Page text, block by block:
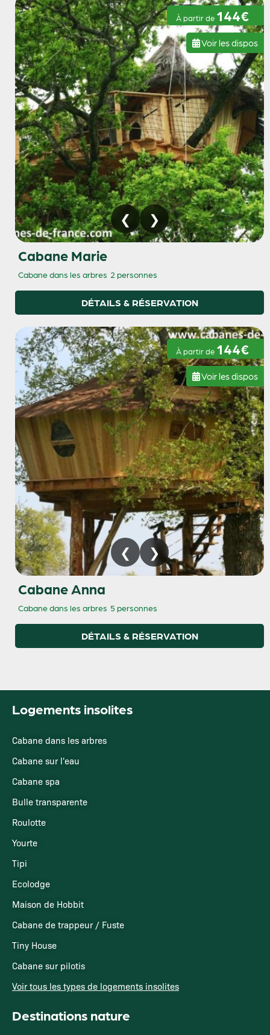
À partir de 144€
Voir les dispos
Cabane Marie
Cabane dans les arbres 2 personnes
DÉTAILS & RÉSERVATION
À partir de 144€
Voir les dispos
Cabane Anna
Cabane dans les arbres 5 personnes
DÉTAILS & RÉSERVATION
Logements insolites
Cabane dans les arbres
Cabane sur l'eau
Cabane spa
Bulle transparente
Roulotte
Yourte
Tipi
Ecolodge
Maison de Hobbit
Cabane de trappeur / Fuste
Tiny House
Cabane sur pilotis
Voir tous les types de logements insolites
Destinations nature